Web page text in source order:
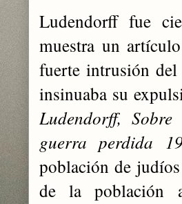
Ludendorff fue
muestra un
fuerte intrusión del
insinuaba su
Ludendorff,
guerra perdida
población de
de la población